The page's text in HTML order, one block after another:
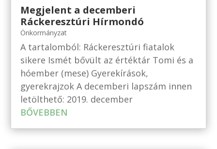
Megjelent a decemberi
Ráckeresztúri Hírmondó
Önkormányzat
A tartalomból: Ráckeresztúri fiatalok
sikere Ismét bővült az értéktár Tomi és a
hóember (mese) Gyerekírások,
gyerekrajzok A decemberi lapszám innen
letölthető: 2019. december
BŐVEBBEN